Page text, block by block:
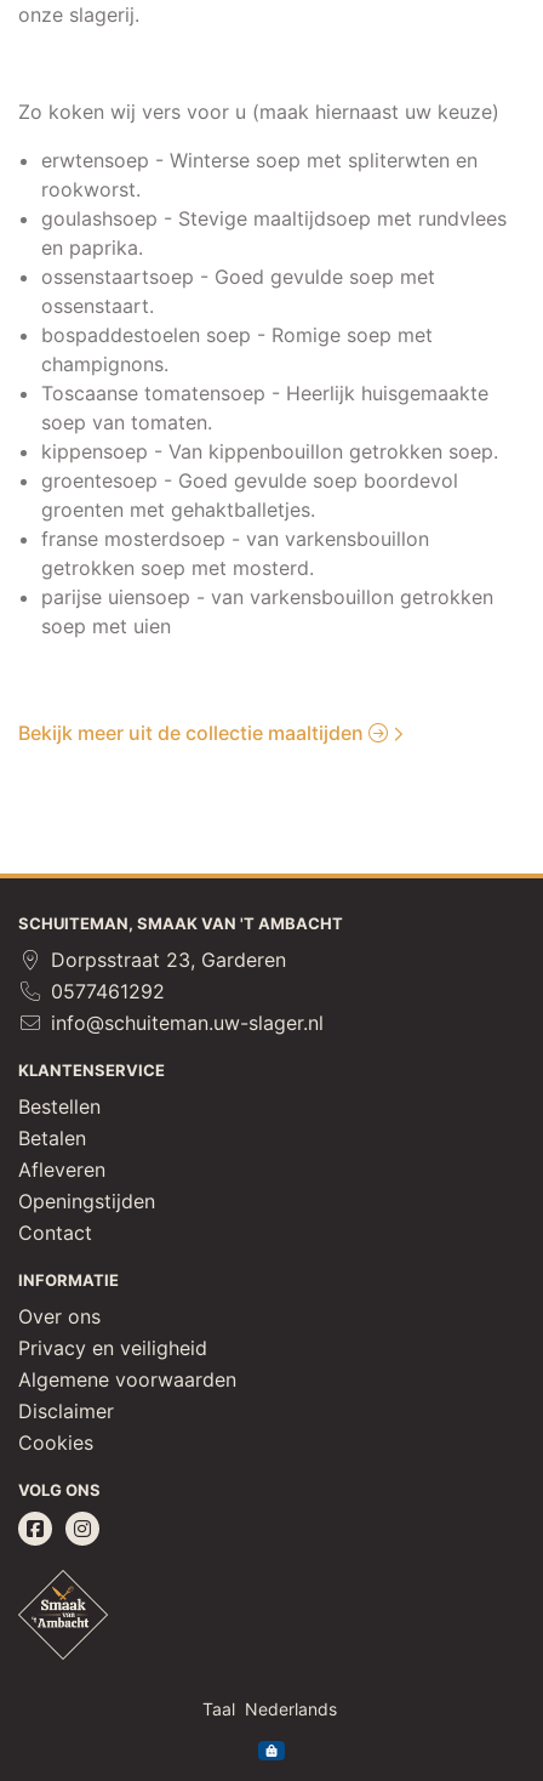
onze slagerij.
Zo koken wij vers voor u (maak hiernaast uw keuze)
erwtensoep - Winterse soep met spliterwten en
rookworst.
goulashsoep - Stevige maaltijdsoep met rundvlees
en paprika.
ossenstaartsoep - Goed gevulde soep met
ossenstaart.
bospaddestoelen soep - Romige soep met
champignons.
Toscaanse tomatensoep - Heerlijk huisgemaakte
soep van tomaten.
kippensoep - Van kippenbouillon getrokken soep.
groentesoep - Goed gevulde soep boordevol
groenten met gehaktballetjes.
franse mosterdsoep - van varkensbouillon
getrokken soep met mosterd.
parijse uiensoep - van varkensbouillon getrokken
soep met uien
Bekijk meer uit de collectie maaltijden
SCHUITEMAN, SMAAK VAN 'T AMBACHT
Dorpsstraat 23, Garderen
0577461292
info@schuiteman.uw-slager.nl
KLANTENSERVICE
Bestellen
Betalen
Afleveren
Openingstijden
Contact
INFORMATIE
Over ons
Privacy en veiligheid
Algemene voorwaarden
Disclaimer
Cookies
VOLG ONS
Taal